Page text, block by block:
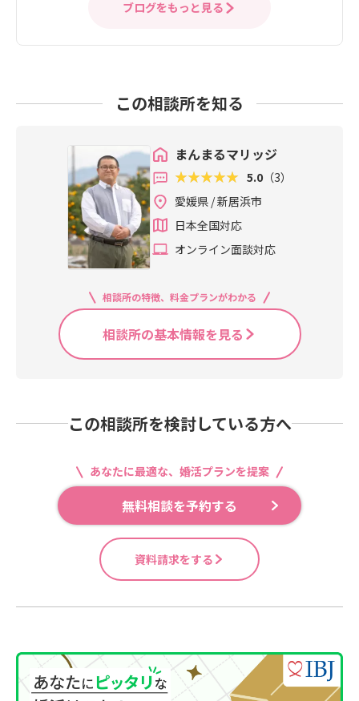
ブログをもっと見る
この相談所を知る
まんまるマリッジ
5.0 （3）
愛媛県 / 新居浜市
日本全国対応
オンライン面談対応
相談所の特徴、料金プランがわかる
相談所の基本情報を見る
この相談所を検討している方へ
あなたに最適な、婚活プランを提案
無料相談を予約する
資料請求をする